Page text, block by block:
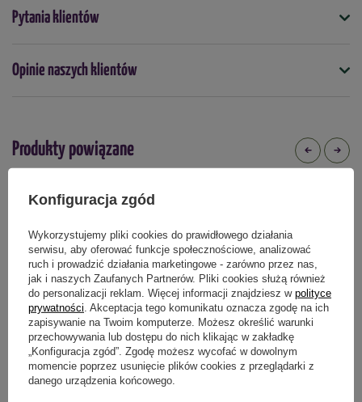
Symbol
5904826821120
nie
Kolor
Pytania klientów
Opinie naszych klientów
Produkty powiązane
Paeonia - Piwonia Prima Vera
Konfiguracja zgód
Wykorzystujemy pliki cookies do prawidłowego działania
serwisu, aby oferować funkcje społecznościowe, analizować
ruch i prowadzić działania marketingowe - zarówno przez nas,
jak i naszych Zaufanych Partnerów. Pliki cookies służą również
do personalizacji reklam. Więcej informacji znajdziesz w polityce
prywatności . Akceptacja tego komunikatu oznacza zgodę na ich
zapisywanie na Twoim komputerze. Możesz określić warunki
przechowywania lub dostępu do nich klikając w zakładkę
„Konfiguracja zgód”. Zgodę możesz wycofać w dowolnym
momencie poprzez usunięcie plików cookies z przeglądarki z
danego urządzenia końcowego.